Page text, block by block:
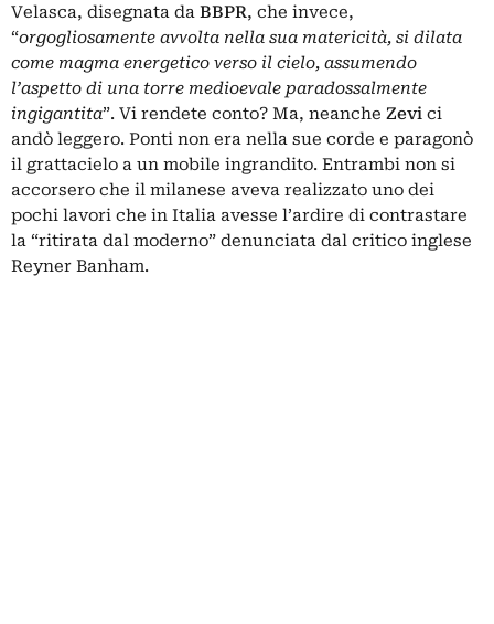
Velasca, disegnata da BBPR, che invece,
“orgogliosamente avvolta nella sua matericità, si dilata
come magma energetico verso il cielo, assumendo
l’aspetto di una torre medioevale paradossalmente
ingigantita”. Vi rendete conto? Ma, neanche Zevi ci
andò leggero. Ponti non era nella sue corde e paragonò
il grattacielo a un mobile ingrandito. Entrambi non si
accorsero che il milanese aveva realizzato uno dei
pochi lavori che in Italia avesse l’ardire di contrastare
la “ritirata dal moderno” denunciata dal critico inglese
Reyner Banham.